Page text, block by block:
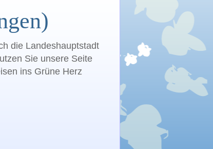
die Landeshauptstadt
Sie unsere Seite
ins Grüne Herz